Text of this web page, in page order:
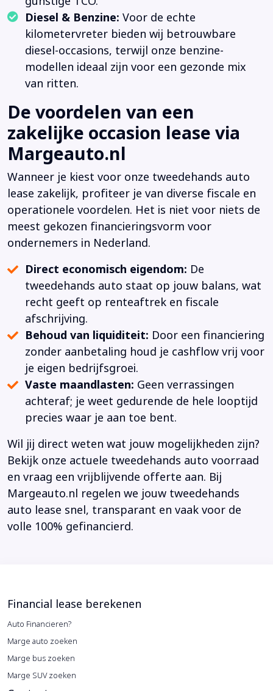
Diesel & Benzine: Voor de echte
kilometervreter bieden wij betrouwbare
diesel-occasions, terwijl onze benzine-
modellen ideaal zijn voor een gezonde mix
van ritten.
De voordelen van een
zakelijke occasion lease via
Margeauto.nl
Wanneer je kiest voor onze tweedehands auto
lease zakelijk, profiteer je van diverse fiscale en
operationele voordelen. Het is niet voor niets de
meest gekozen financieringsvorm voor
ondernemers in Nederland.
Direct economisch eigendom: De
tweedehands auto staat op jouw balans, wat
recht geeft op renteaftrek en fiscale
afschrijving.
Behoud van liquiditeit: Door een financiering
zonder aanbetaling houd je cashflow vrij voor
je eigen bedrijfsgroei.
Vaste maandlasten: Geen verrassingen
achteraf; je weet gedurende de hele looptijd
precies waar je aan toe bent.
Wil jij direct weten wat jouw mogelijkheden zijn?
Bekijk onze actuele tweedehands auto voorraad
en vraag een vrijblijvende offerte aan. Bij
Margeauto.nl regelen we jouw tweedehands
auto lease snel, transparant en vaak voor de
volle 100% gefinancierd.
Financial lease berekenen
Auto Financieren?
Marge auto zoeken
Marge bus zoeken
Marge SUV zoeken